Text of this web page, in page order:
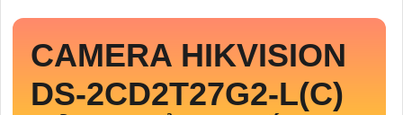
CAMERA HIKVISION
DS-2CD2T27G2-L(C)